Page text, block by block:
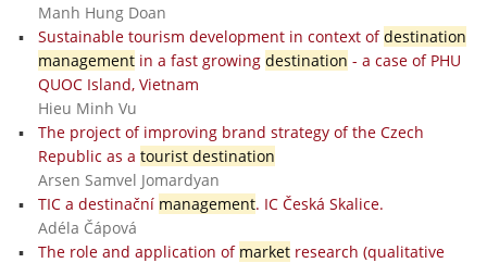
Manh Hung Doan
Sustainable tourism development in context ofdestination
managementin a fast growing destination - a case of PHU
QUOC Island, Vietnam
Hieu Minh Vu
The project of improving brand strategy of the Czech
Republic as a tourist destination
Arsen Samvel Jomardyan
TIC a destinační management. IC Česká Skalice.
Adéla Čápová
The role and application of marketresearch (qualitative